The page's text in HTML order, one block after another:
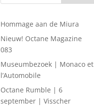
Hommage aan de Miura
Nieuw! Octane Magazine
083
Museumbezoek | Monaco et
l’Automobile
Octane Rumble | 6
september | Visscher